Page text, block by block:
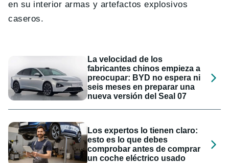
en su interior armas y artefactos explosivos
caseros.
La velocidad de los
fabricantes chinos empieza a
preocupar: BYD no espera ni
seis meses en preparar una
nueva versión del Seal 07
Los expertos lo tienen claro:
esto es lo que debes
comprobar antes de comprar
un coche eléctrico usado